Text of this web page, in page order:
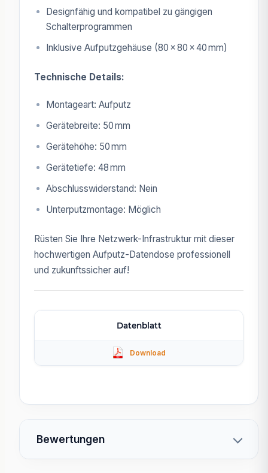
Designfähig und kompatibel zu gängigen
Schalterprogrammen
Inklusive Aufputzgehäuse (80 x 80 x 40 mm)
Technische Details:
Montageart: Aufputz
Gerätebreite: 50 mm
Gerätehöhe: 50 mm
Gerätetiefe: 48 mm
Abschlusswiderstand: Nein
Unterputzmontage: Möglich
Rüsten Sie Ihre Netzwerk-Infrastruktur mit dieser
hochwertigen Aufputz-Datendose professionell
und zukunftssicher auf!
Datenblatt
Bewertungen